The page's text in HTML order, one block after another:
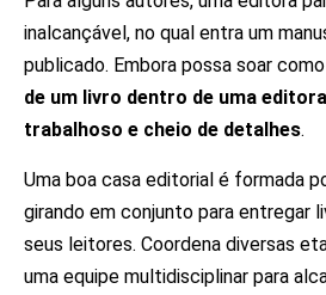
inalcançável, no qual entra um
publicado. Embora possa soar
de um livro dentro de uma
trabalhoso e cheio de detalhes.
Uma boa casa editorial é formada
girando em conjunto para entregar
seus leitores. Coordena diversas
uma equipe multidisciplinar para